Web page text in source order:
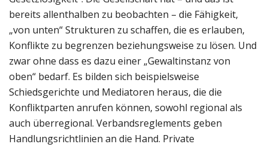
bereits allenthalben zu beobachten – die Fähigkeit,
„von unten“ Strukturen zu schaffen, die es erlauben,
Konflikte zu begrenzen beziehungsweise zu lösen. Und
zwar ohne dass es dazu einer „Gewaltinstanz von
oben“ bedarf. Es bilden sich beispielsweise
Schiedsgerichte und Mediatoren heraus, die die
Konfliktparten anrufen können, sowohl regional als
auch überregional. Verbandsreglements geben
Handlungsrichtlinien an die Hand. Private